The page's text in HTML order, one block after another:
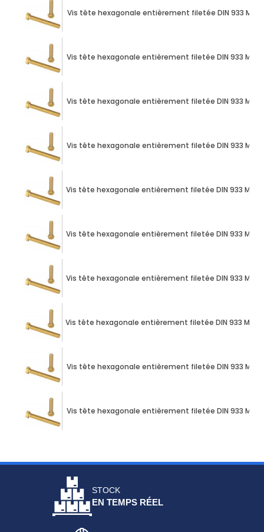
Vis tête hexagonale entièrement filetée DIN 933 M10
Vis tête hexagonale entièrement filetée DIN 933 M10
Vis tête hexagonale entièrement filetée DIN 933 M10
Vis tête hexagonale entièrement filetée DIN 933 M10
Vis tête hexagonale entièrement filetée DIN 933 M10
Vis tête hexagonale entièrement filetée DIN 933 M10
Vis tête hexagonale entièrement filetée DIN 933 M10
Vis tête hexagonale entièrement filetée DIN 933 M12 X
Vis tête hexagonale entièrement filetée DIN 933 M12
Vis tête hexagonale entièrement filetée DIN 933 M12
STOCK
EN TEMPS RÉEL